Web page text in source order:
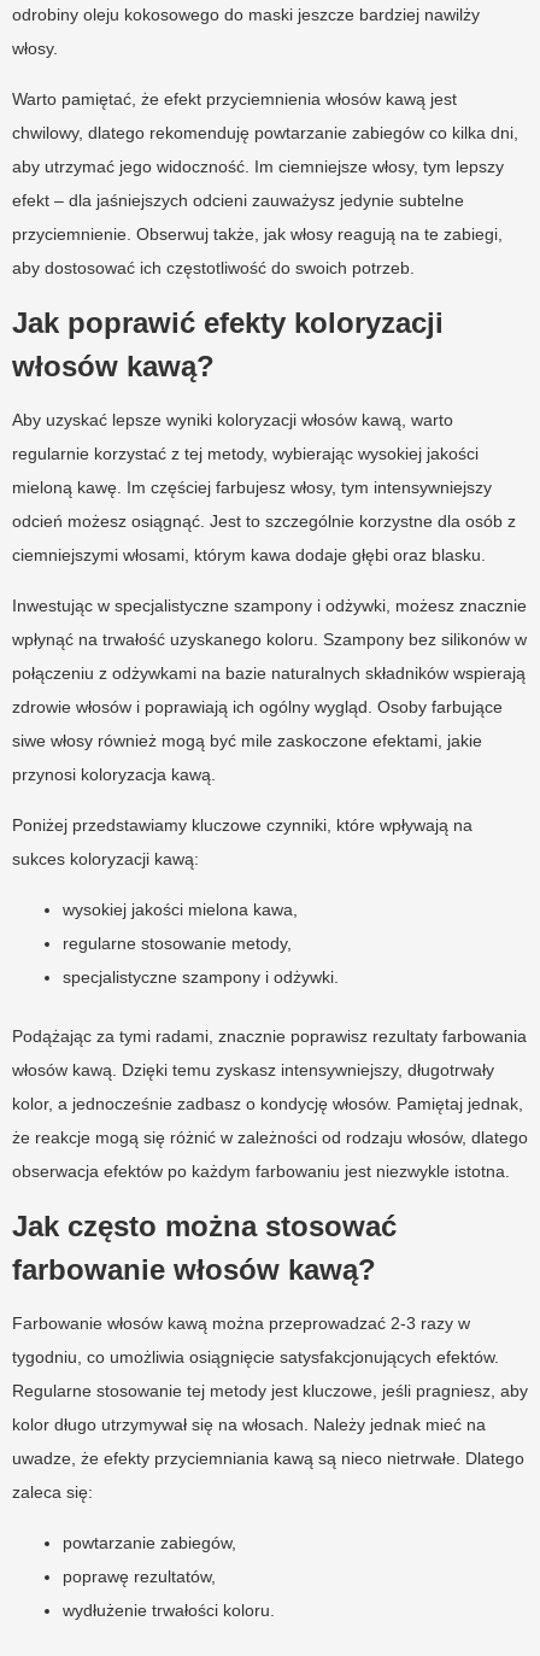
odrobiny oleju kokosowego do maski jeszcze bardziej nawilży
włosy.
Warto pamiętać, że efekt przyciemnienia włosów kawą jest
chwilowy, dlatego rekomenduję powtarzanie zabiegów co kilka dni,
aby utrzymać jego widoczność. Im ciemniejsze włosy, tym lepszy
efekt – dla jaśniejszych odcieni zauważysz jedynie subtelne
przyciemnienie. Obserwuj także, jak włosy reagują na te zabiegi,
aby dostosować ich częstotliwość do swoich potrzeb.
Jak poprawić efekty koloryzacji
włosów kawą?
Aby uzyskać lepsze wyniki koloryzacji włosów kawą, warto
regularnie korzystać z tej metody, wybierając wysokiej jakości
mieloną kawę. Im częściej farbujesz włosy, tym intensywniejszy
odcień możesz osiągnąć. Jest to szczególnie korzystne dla osób z
ciemniejszymi włosami, którym kawa dodaje głębi oraz blasku.
Inwestując w specjalistyczne szampony i odżywki, możesz znacznie
wpłynąć na trwałość uzyskanego koloru. Szampony bez silikonów w
połączeniu z odżywkami na bazie naturalnych składników wspierają
zdrowie włosów i poprawiają ich ogólny wygląd. Osoby farbujące
siwe włosy również mogą być mile zaskoczone efektami, jakie
przynosi koloryzacja kawą.
Poniżej przedstawiamy kluczowe czynniki, które wpływają na
sukces koloryzacji kawą:
wysokiej jakości mielona kawa,
regularne stosowanie metody,
specjalistyczne szampony i odżywki.
Podążając za tymi radami, znacznie poprawisz rezultaty farbowania
włosów kawą. Dzięki temu zyskasz intensywniejszy, długotrwały
kolor, a jednocześnie zadbasz o kondycję włosów. Pamiętaj jednak,
że reakcje mogą się różnić w zależności od rodzaju włosów, dlatego
obserwacja efektów po każdym farbowaniu jest niezwykle istotna.
Jak często można stosować
farbowanie włosów kawą?
Farbowanie włosów kawą można przeprowadzać 2-3 razy w
tygodniu, co umożliwia osiągnięcie satysfakcjonujących efektów.
Regularne stosowanie tej metody jest kluczowe, jeśli pragniesz, aby
kolor długo utrzymywał się na włosach. Należy jednak mieć na
uwadze, że efekty przyciemniania kawą są nieco nietrwałe. Dlatego
zaleca się:
powtarzanie zabiegów,
poprawę rezultatów,
wydłużenie trwałości koloru.